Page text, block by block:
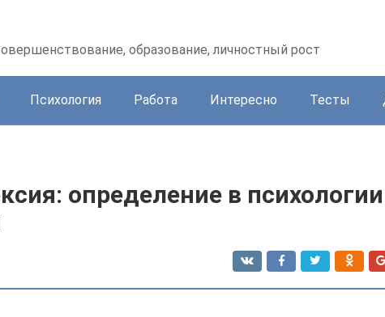
образование, личностный рост
Психология Работа Интересно Тесты
определение в